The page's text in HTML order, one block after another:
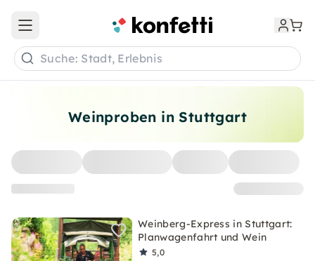
Weinproben in Stuttgart
Weinberg-Express in Stuttgart:
Planwagenfahrt und Wein
5,0
Open main menu
Suche: Stadt, Erlebnis